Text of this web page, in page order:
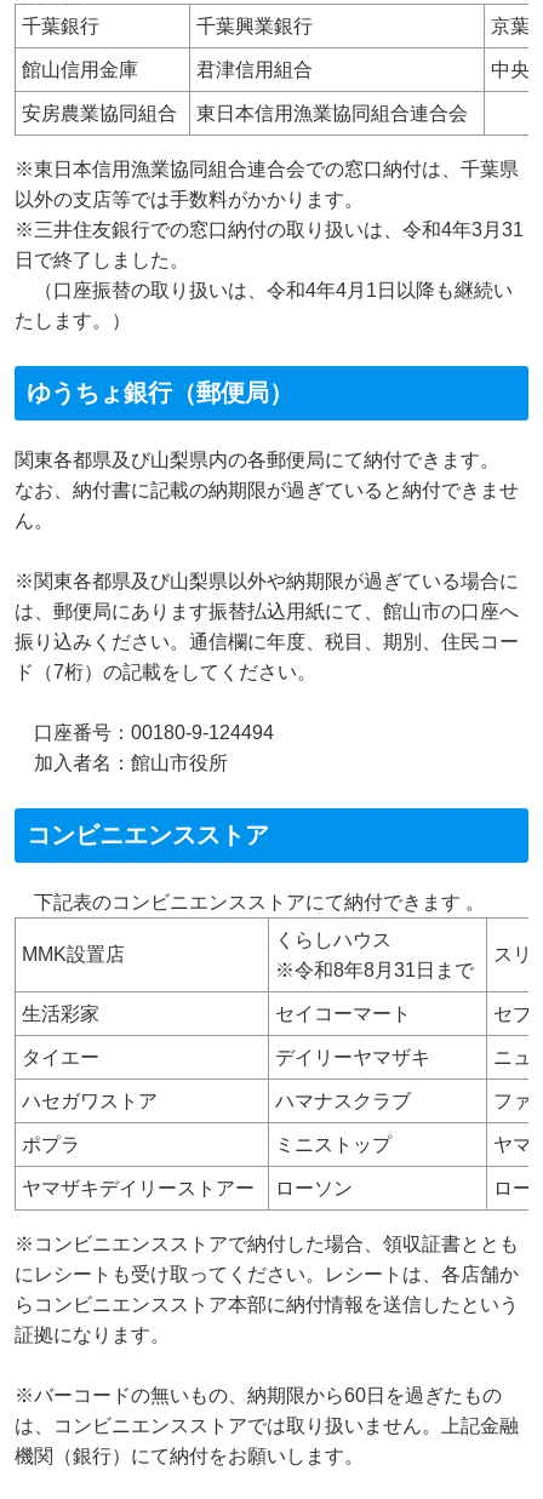
千葉銀行
千葉興業銀行 京葉
館山信用金庫 君津信用組合 中央
安房農業協同組合 東日本信用漁業協同組合連合会
※東日本信用漁業協同組合連合会での窓口納付は、千葉県
以外の支店等では手数料がかかります。
※三井住友銀行での窓口納付の取り扱いは、令和4年3月31
日で終了しました。
（口座振替の取り扱いは、令和4年4月1日以降も継続い
たします。）
ゆうちょ銀行（郵便局）
関東各都県及び山梨県内の各郵便局にて納付できます。
なお、納付書に記載の納期限が過ぎていると納付できませ
ん。
※関東各都県及び山梨県以外や納期限が過ぎている場合に
は、郵便局にあります振替払込用紙にて、館山市の口座へ
振り込みください。通信欄に年度、税目、期別、住民コー
ド（7桁）の記載をしてください。
口座番号：00180-9-124494
加入者名：館山市役所
コンビニエンスストア
下記表のコンビニエンスストアにて納付できます 。
MMK設置店
くらしハウス
※令和8年8月31日まで
スリ
生活彩家 セイコーマート セブ
タイエー デイリーヤマザキ ニュ
ハセガワストア ハマナスクラブ ファ
ポプラ ミニストップ ヤマ
ヤマザキデイリーストアー ローソン ロー
※コンビニエンスストアで納付した場合、領収証書ととも
にレシートも受け取ってください。レシートは、各店舗か
らコンビニエンスストア本部に納付情報を送信したという
証拠になります。
※バーコードの無いもの、納期限から60日を過ぎたもの
は、コンビニエンスストアでは取り扱いません。上記金融
機関（銀行）にて納付をお願いします。